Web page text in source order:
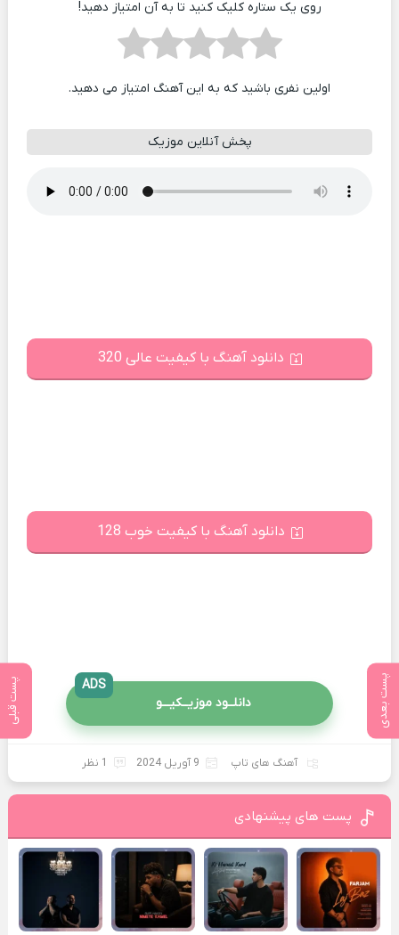
پست بعدی پست قبلی
روی یک ستاره کلیک کنید تا به آن امتیاز دهید!
اولین نفری باشید که به این آهنگ امتیاز می دهید.
پخش آنلاین موزیک
دانلود آهنگ با کیفیت عالی 320
دانلود آهنگ با کیفیت خوب 128
دانلــود موزیــکیـــو
ADS
آهنگ های تاپ 9 آوریل 2024 1 نظر
پست های پیشنهادی